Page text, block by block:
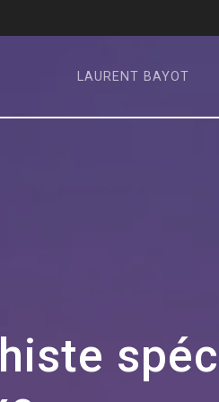
LAURENT BAYOT